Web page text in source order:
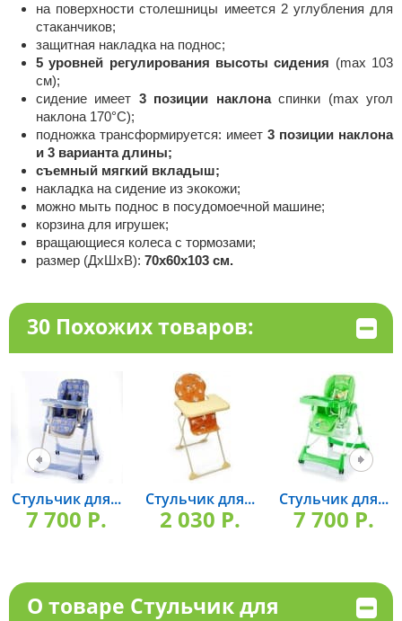
на поверхности столешницы имеется 2 углубления для
стаканчиков;
защитная накладка на поднос;
5 уровней регулирования высоты сидения (max 103
см);
сидение имеет 3 позиции наклонаспинки (max угол
наклона 170°С);
подножка трансформируется: имеет3 позиции наклона
и 3 варианта длины;
съемный мягкий вкладыш;
накладка на сидение из экокожи;
можно мыть поднос в посудомоечной машине;
корзина для игрушек;
вращающиеся колеса с тормозами;
размер (ДхШхВ): 70х60х103 см.
30 Похожих товаров:
Стульчик для...
7 700 P.
Стульчик для...
2 030 P.
Стульчик для...
7 700 P.
О товаре Стульчик для